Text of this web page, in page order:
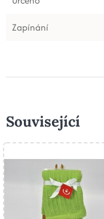
Zapínání
Související